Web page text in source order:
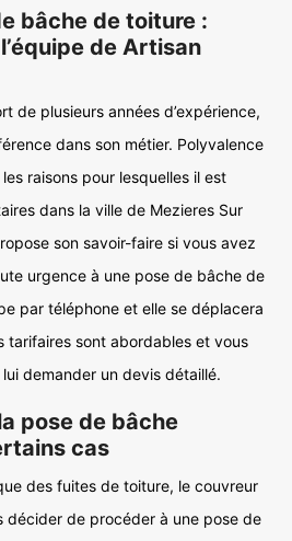
bâche de toiture :
de Artisan
de plusieurs années d’expérience,
dans son métier. Polyvalence
raisons pour lesquelles il est
dans la ville de Mezieres Sur
son savoir-faire si vous avez
urgence à une pose de bâche de
par téléphone et elle se déplacera
tarifaires sont abordables et vous
demander un devis détaillé.
pose de bâche
cas
des fuites de toiture, le couvreur
décider de procéder à une pose de